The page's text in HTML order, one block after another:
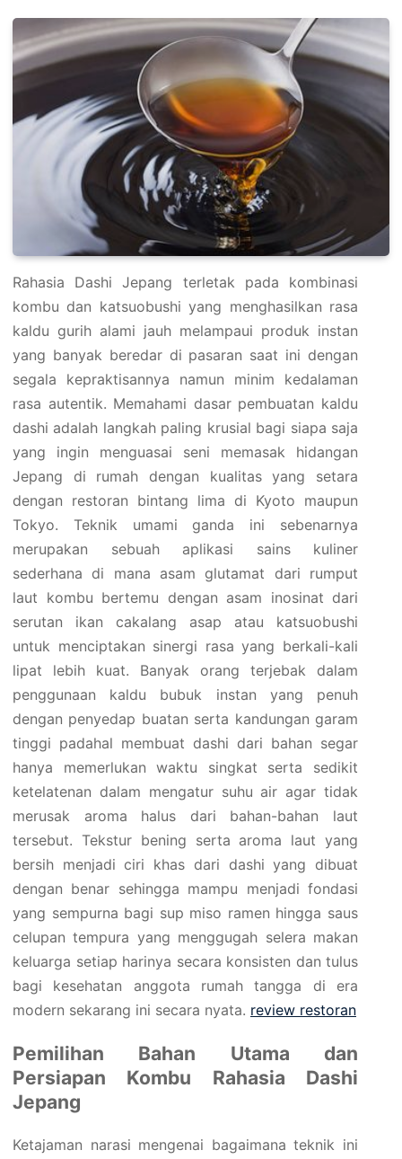
Rahasia Dashi Jepang terletak pada kombinasi
kombu dan katsuobushi yang menghasilkan rasa
kaldu gurih alami jauh melampaui produk instan
yang banyak beredar di pasaran saat ini dengan
segala kepraktisannya namun minim kedalaman
rasa autentik. Memahami dasar pembuatan kaldu
dashi adalah langkah paling krusial bagi siapa saja
yang ingin menguasai seni memasak hidangan
Jepang di rumah dengan kualitas yang setara
dengan restoran bintang lima di Kyoto maupun
Tokyo. Teknik umami ganda ini sebenarnya
merupakan sebuah aplikasi sains kuliner
sederhana di mana asam glutamat dari rumput
laut kombu bertemu dengan asam inosinat dari
serutan ikan cakalang asap atau katsuobushi
untuk menciptakan sinergi rasa yang berkali-kali
lipat lebih kuat. Banyak orang terjebak dalam
penggunaan kaldu bubuk instan yang penuh
dengan penyedap buatan serta kandungan garam
tinggi padahal membuat dashi dari bahan segar
hanya memerlukan waktu singkat serta sedikit
ketelatenan dalam mengatur suhu air agar tidak
merusak aroma halus dari bahan-bahan laut
tersebut. Tekstur bening serta aroma laut yang
bersih menjadi ciri khas dari dashi yang dibuat
dengan benar sehingga mampu menjadi fondasi
yang sempurna bagi sup miso ramen hingga saus
celupan tempura yang menggugah selera makan
keluarga setiap harinya secara konsisten dan tulus
bagi kesehatan anggota rumah tangga di era
modern sekarang ini secara nyata. review restoran
Pemilihan Bahan Utama dan
Persiapan Kombu Rahasia Dashi
Jepang
Ketajaman narasi mengenai bagaimana teknik ini